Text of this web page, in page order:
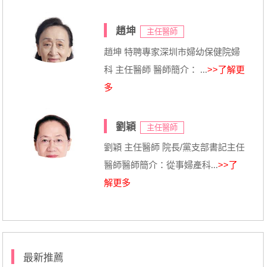
趙坤 主任醫師
趙坤 特聘專家深圳市婦幼保健院婦
科 主任醫師 醫師簡介： ...>>了解更
多
劉穎 主任醫師
劉穎 主任醫師 院長/黨支部書記主任
醫師醫師簡介：從事婦產科...>>了
解更多
最新推薦